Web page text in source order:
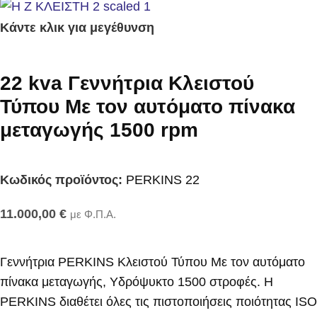
Κάντε κλικ για μεγέθυνση
22 kva Γεννήτρια Κλειστού
Τύπου Με τον αυτόματο πίνακα
μεταγωγής 1500 rpm
Κωδικός προϊόντος: PERKINS 22
11.000,00 € με Φ.Π.Α.
Γεννήτρια PERKINS Κλειστού Τύπου Με τον αυτόματο
πίνακα μεταγωγής, Υδρόψυκτο 1500 στροφές. Η
PERKINS διαθέτει όλες τις πιστοποιήσεις ποιότητας ISO